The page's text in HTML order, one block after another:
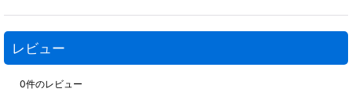
レビュー
0件のレビュー